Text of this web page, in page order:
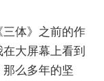
体》之前的作
大屏幕上看到
么多年的坚